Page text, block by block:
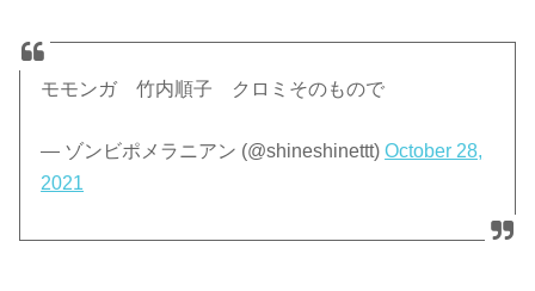
モモンガ 竹内順子 クロミそのもので
— ゾンビポメラニアン (@shineshinettt)October 28,
2021